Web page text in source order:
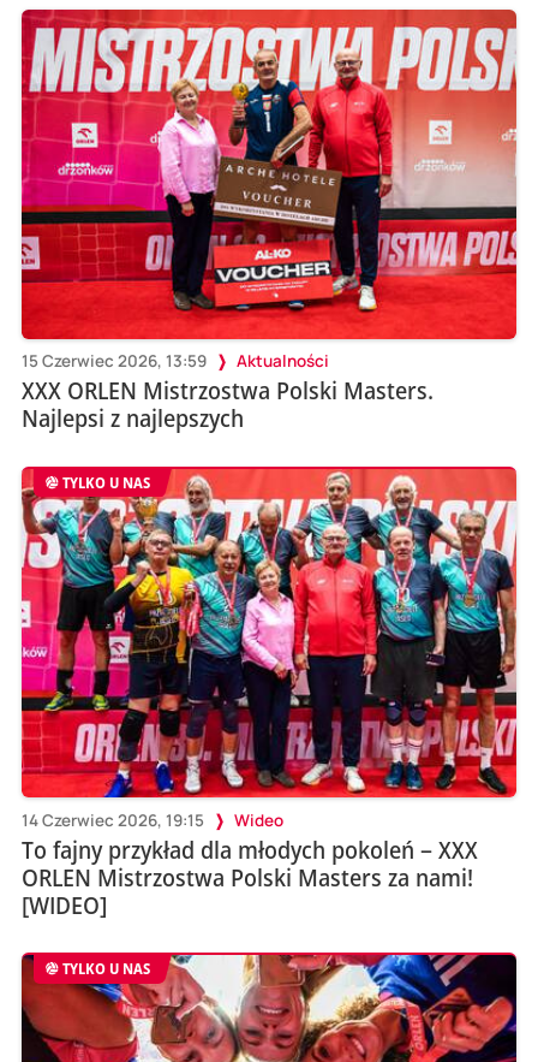
15 Czerwiec 2026, 13:59 Aktualności
XXX ORLEN Mistrzostwa Polski Masters.
Najlepsi z najlepszych
TYLKO U NAS
14 Czerwiec 2026, 19:15 Wideo
To fajny przykład dla młodych pokoleń – XXX
ORLEN Mistrzostwa Polski Masters za nami!
[WIDEO]
TYLKO U NAS